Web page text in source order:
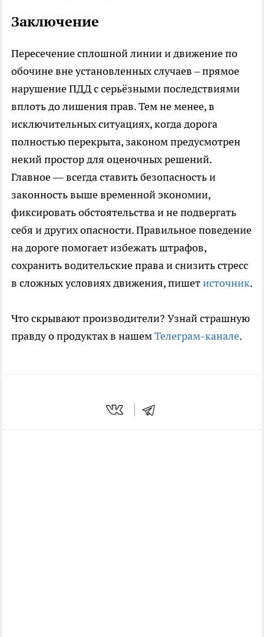
Заключение
Пересечение сплошной линии и движение по
обочине вне установленных случаев – прямое
нарушение ПДД с серьёзными последствиями
вплоть до лишения прав. Тем не менее, в
исключительных ситуациях, когда дорога
полностью перекрыта, законом предусмотрен
некий простор для оценочных решений.
Главное — всегда ставить безопасность и
законность выше временной экономии,
фиксировать обстоятельства и не подвергать
себя и других опасности. Правильное поведение
на дороге помогает избежать штрафов,
сохранить водительские права и снизить стресс
в сложных условиях движения, пишетисточник.
Что скрывают производители? Узнай страшную
правду о продуктах в нашемТелеграм-канале.